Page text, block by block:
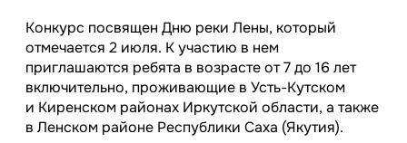
Конкурс посвящен Дню реки Лены, который
отмечается 2 июля. К участию в нем
приглашаются ребята в возрасте от 7 до 16 лет
включительно, проживающие в Усть-Кутском
и Киренском районах Иркутской области, а также
в Ленском районе Республики Саха (Якутия).